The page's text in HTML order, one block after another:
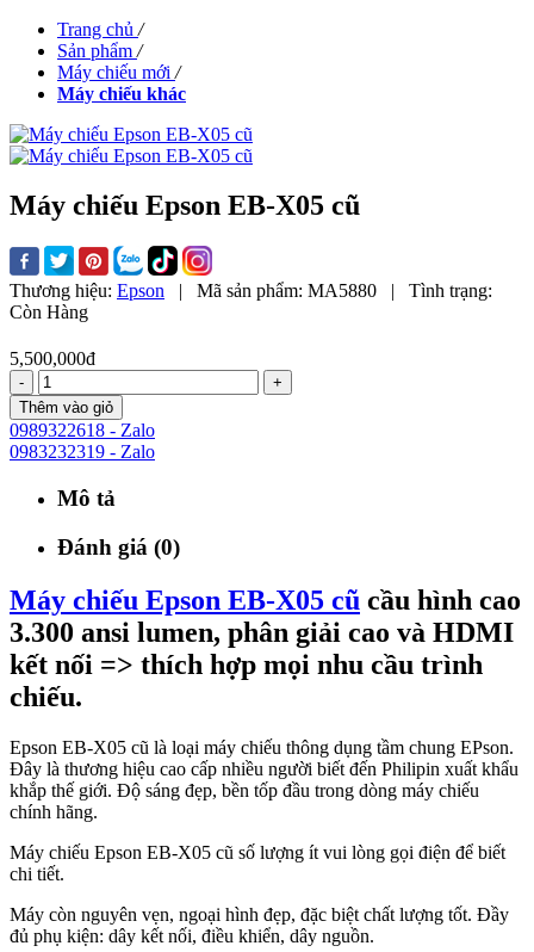
Trang chủ /
Sản phẩm /
Máy chiếu mới /
Máy chiếu khác
Máy chiếu Epson EB-X05 cũ
Thương hiệu: Epson | Mã sản phẩm: MA5880 |
Tình trạng:
Còn Hàng
5,500,000đ
-
+
Thêm vào giỏ
0989322618 - Zalo
0983232319 - Zalo
Mô tả
Đánh giá (0)
Máy chiếu Epson EB-X05 cũ cầu hình cao
3.300 ansi lumen, phân giải cao và HDMI
kết nối => thích hợp mọi nhu cầu trình
chiếu.
Epson EB-X05 cũ là loại máy chiếu thông dụng tầm chung EPson.
Đây là thương hiệu cao cấp nhiều người biết đến Philipin xuất khẩu
khắp thế giới. Độ sáng đẹp, bền tốp đầu trong dòng máy chiếu
chính hãng.
Máy chiếu Epson EB-X05 cũ số lượng ít vui lòng gọi điện để biết
chi tiết.
Máy còn nguyên vẹn, ngoại hình đẹp, đặc biệt chất lượng tốt. Đầy
đủ phụ kiện: dây kết nối, điều khiển, dây nguồn.